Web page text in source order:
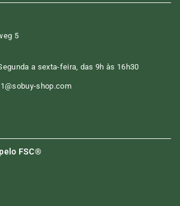
5
a sexta-feira, das 9h às 16h30
shop.com
FSC®